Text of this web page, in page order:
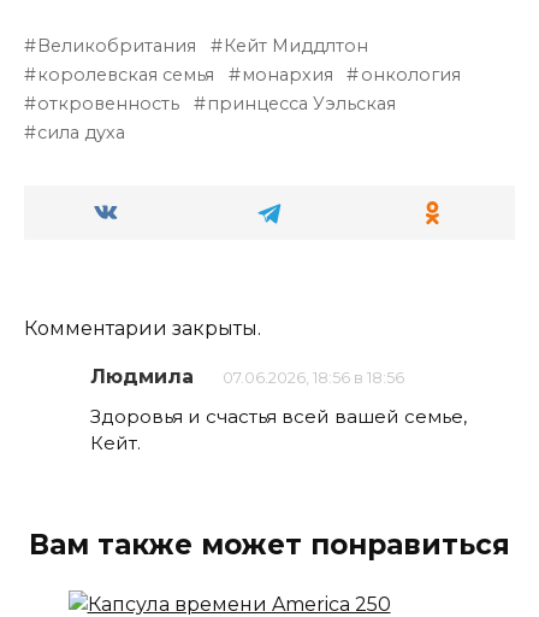
Великобритания
Кейт Миддлтон
королевская семья
монархия
онкология
откровенность
принцесса Уэльская
сила духа
Комментарии закрыты.
Людмила 07.06.2026, 18:56 в 18:56
Здоровья и счастья всей вашей семье,
Кейт.
Вам также может понравиться